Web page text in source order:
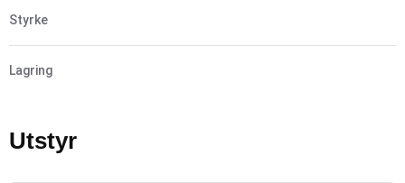
Styrke
Lagring
Utstyr